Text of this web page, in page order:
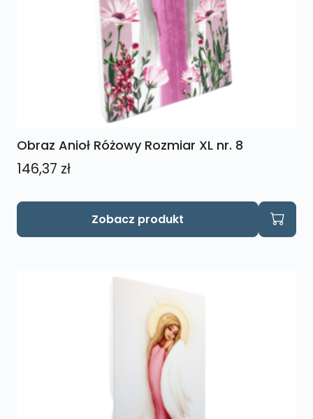
Obraz Anioł Różowy Rozmiar XL nr. 8
146,37 zł
Zobacz produkt